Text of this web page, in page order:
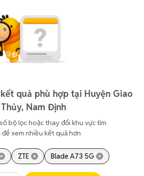
quả phù hợp tại Huyện Giao
Thủy, Nam Định
bộ lọc hoặc thay đổi khu vực tìm
để xem nhiều kết quả hơn
ZTE Blade A73 5G